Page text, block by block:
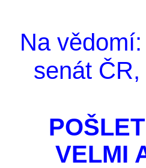
Na
senát
VELMI